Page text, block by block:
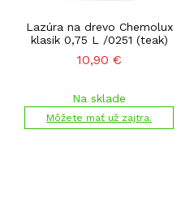
Lazúra na drevo Chemolux
klasik 0,75 L /0251 (teak)
10,90 €
Na sklade
Môžete mať už zajtra.